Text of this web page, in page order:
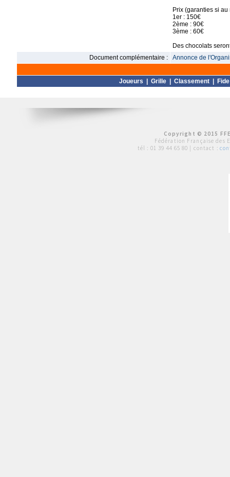
Prix (garanties si
1er : 150€
2ème : 90€
3ème : 60€
Des chocolats
Document complémentaire :
Annonce de
Joueurs Grille Classement Fide
Copyright © 2015
Fédération Française des
tél : 01 39 44 65 80 | contact :